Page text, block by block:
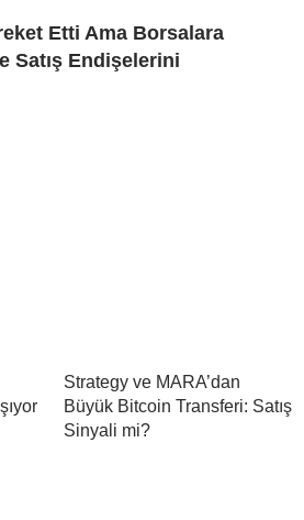
Etti Ama Borsalara
Satış Endişelerini
Strategy ve MARA’dan
Büyük Bitcoin Transferi: Satış
Sinyali mi?